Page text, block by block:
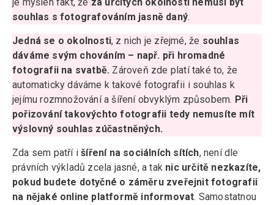
souhlas s fotografováním jasně daný.
Jedná se o okolnosti, z nich je zřejmé, že souhlas
dáváme svým chováním – např. při hromadné
fotografii na svatbě. Zároveň zde platí také to, že
automaticky dáváme k takové fotografii i souhlas k
jejímu rozmnožování a šíření obvyklým způsobem. Při
pořizování takovýchto fotografii tedy nemusíte mít
výslovný souhlas zúčastněných.
Zda sem patří išíření na sociálních sítích, není dle
právních výkladů zcela jasné, a tak nic určitě nezkazíte,
pokud budete dotyčné o záměru zveřejnit fotografii
na nějaké online platformě informovat. Samostatnou